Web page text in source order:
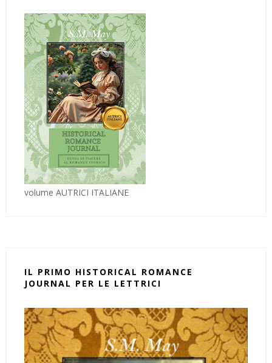
volume AUTRICI ITALIANE
IL PRIMO HISTORICAL ROMANCE
JOURNAL PER LE LETTRICI